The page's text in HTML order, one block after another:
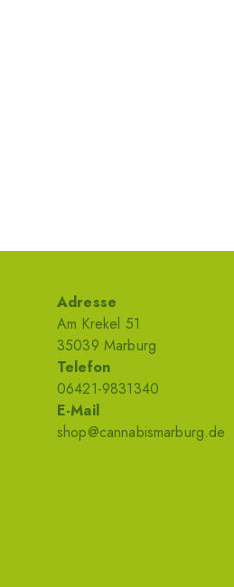
Adresse
Am Krekel 51
35039 Marburg
Telefon
06421-9831340
E-Mail
shop@cannabismarburg.de